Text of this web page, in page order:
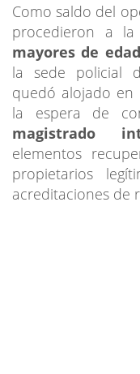
Como saldo del
procedieron a la
mayores de edad
la sede policial
quedó alojado en
la espera de
magistrado
elementos
propietarios
acreditaciones de